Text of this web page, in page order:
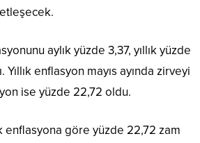
aylık yüzde 3,37, yıllık yüzde
Yıllık enflasyon mayıs ayında zirveyi
ise yüzde 22,72 oldu.
enflasyona göre yüzde 22,72 zam